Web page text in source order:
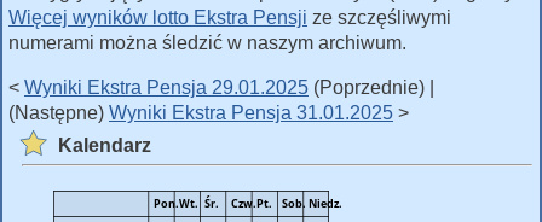
Więcej wyników lotto Ekstra Pensji ze szczęśliwymi
numerami można śledzić w naszym archiwum.
< Wyniki Ekstra Pensja 29.01.2025 (Poprzednie) |
(Następne) Wyniki Ekstra Pensja 31.01.2025 >
Kalendarz